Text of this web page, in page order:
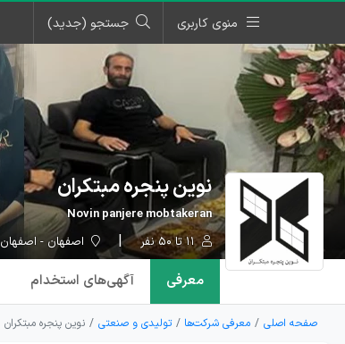
منوی کاربری جستجو (جدید)
نوین پنجره مبتکران
Novin panjere mobtakeran
۱۱ تا ۵۰ نفر
اصفهان - اصفهان
معرفی آگهی‌های استخدام
صفحه اصلی معرفی شرکت‌ها تولیدی و صنعتی نوین پنجره مبتکران